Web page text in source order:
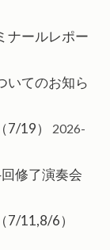
ナールレポー
いてのお知ら
7/19）
2026-
修了演奏会
7/11,8/6）